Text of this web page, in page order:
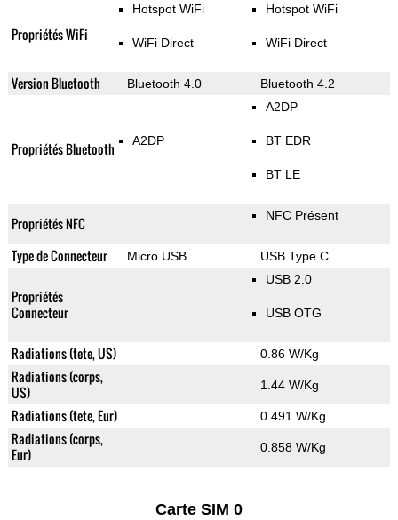
Propriétés WiFi
Hotspot WiFi
WiFi Direct
Hotspot WiFi
WiFi Direct
Version Bluetooth Bluetooth 4.0 Bluetooth 4.2
Propriétés Bluetooth A2DP
A2DP
BT EDR
BT LE
Propriétés NFC NFC Présent
Type de Connecteur Micro USB USB Type C
Propriétés
Connecteur
USB 2.0
USB OTG
Radiations (tete, US) 0.86 W/Kg
Radiations (corps,
US)
1.44 W/Kg
Radiations (tete, Eur) 0.491 W/Kg
Radiations (corps,
Eur)
0.858 W/Kg
Carte SIM 0